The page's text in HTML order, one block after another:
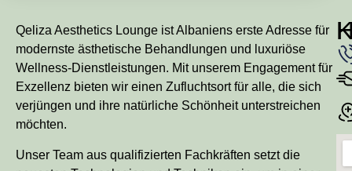
Qeliza Aesthetics Lounge ist Albaniens erste Adresse für
modernste ästhetische Behandlungen und luxuriöse
Wellness-Dienstleistungen. Mit unserem Engagement für
Exzellenz bieten wir einen Zufluchtsort für alle, die sich
verjüngen und ihre natürliche Schönheit unterstreichen
möchten.
Unser Team aus qualifizierten Fachkräften setzt die